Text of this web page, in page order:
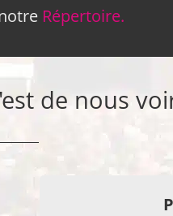
Répertoire.
de nous